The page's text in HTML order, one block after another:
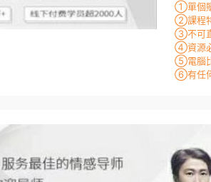
①單個購
②課程特
③不可直
④資源
⑤電腦比
⑥有任何